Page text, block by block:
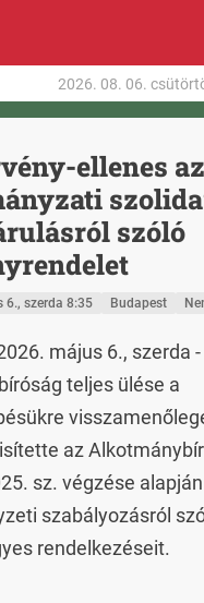
2026. 08. 06.
ellenes az
szóló
6., szerda 8:35 Budapest
május 6., szerda -
teljes ülése a
az
sz. végzése
szabályozásról
rendelkezéseit.